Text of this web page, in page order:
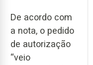
De acordo com
a nota, o pedido
de autorização
“veio